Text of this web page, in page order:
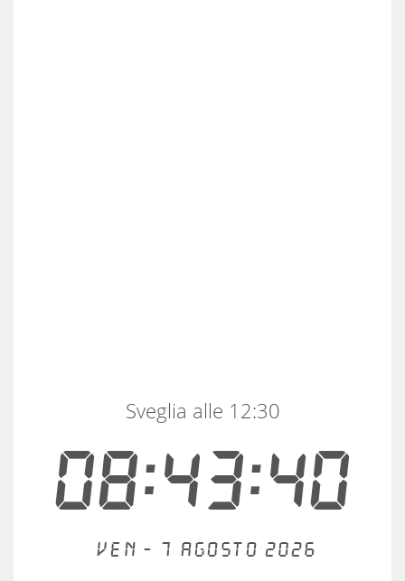
08:43:40
Sveglia alle 12:30
Ven - 7 agosto 2026